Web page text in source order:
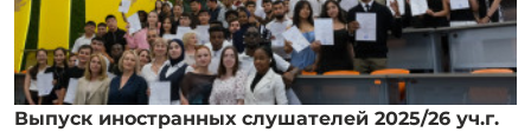
Выпуск иностранных слушателей 2025/26 уч.г.